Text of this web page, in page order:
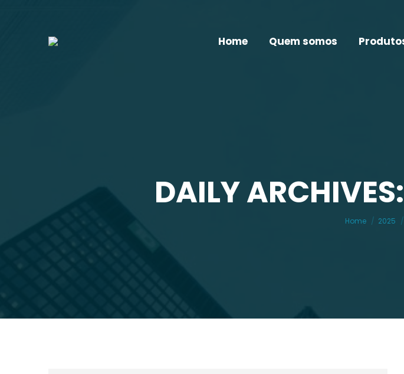
Home Quem somos
DAILY You are
Home 2025